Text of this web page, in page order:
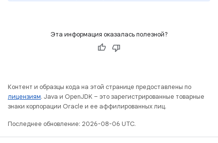
Эта информация оказалась полезной?
Контент и образцы кода на этой странице предоставлены по
лицензиям. Java и OpenJDK – это зарегистрированные товарные
знаки корпорации Oracle и ее аффилированных лиц.
Последнее обновление: 2026-08-06 UTC.